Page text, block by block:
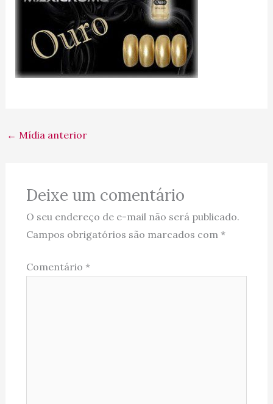
← Mídia anterior
Deixe um comentário
O seu endereço de e-mail não será publicado.
Campos obrigatórios são marcados com *
Comentário *